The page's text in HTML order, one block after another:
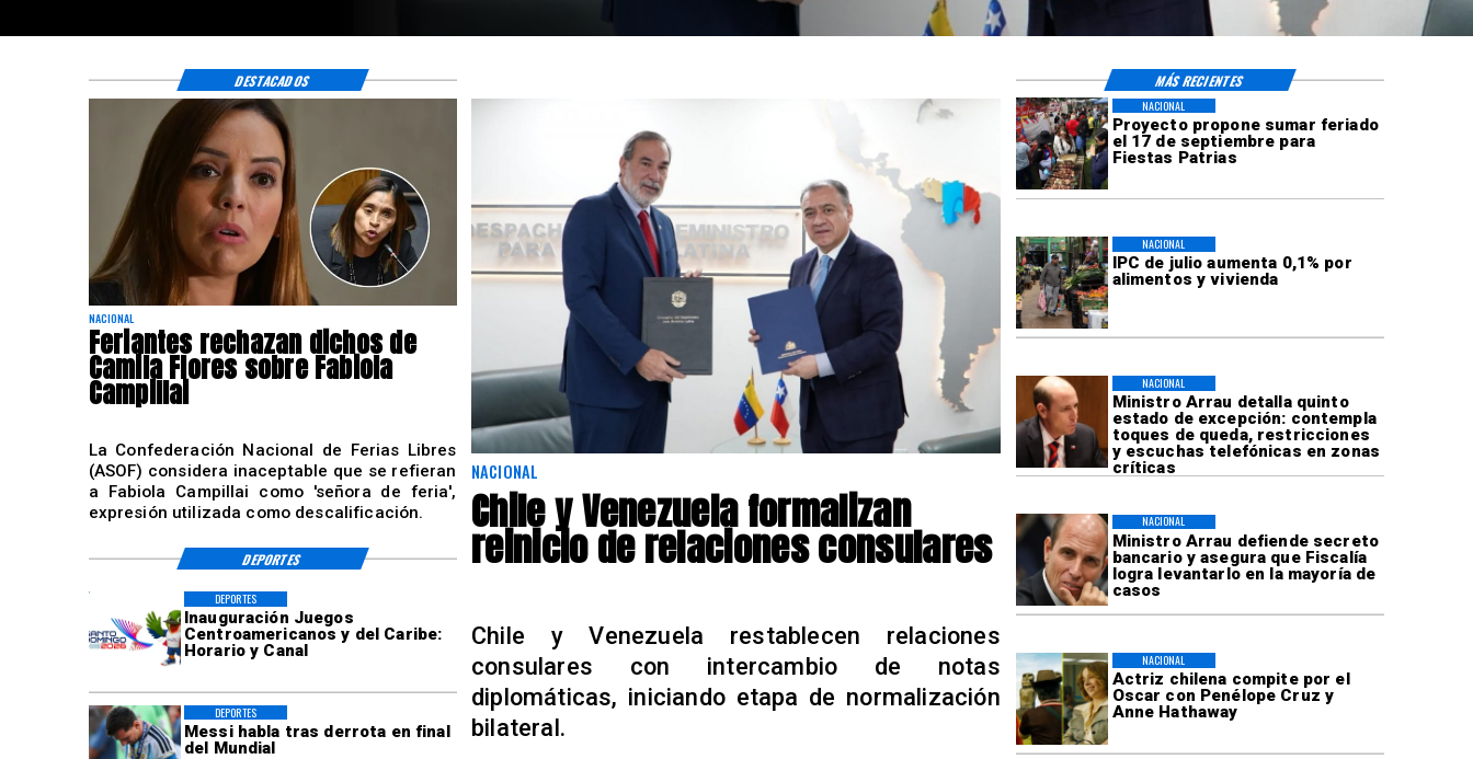
Proyecto propone sumar feriado
el 17 de septiembre para
Fiestas Patrias
NACIONAL
IPC de julio aumenta 0,1% por
alimentos y vivienda
NACIONAL
Ministro Arrau detalla quinto
estado de excepción: contempla
toques de queda, restricciones
y escuchas telefónicas en zonas
críticas
NACIONAL
Ministro Arrau defiende secreto
bancario y asegura que Fiscalía
logra levantarlo en la mayoría de
casos
NACIONAL
Actriz chilena compite por el
Oscar con Penélope Cruz y
Anne Hathaway
NACIONAL
Inauguración Juegos
Centroamericanos y del Caribe:
Horario y Canal
DEPORTES
Messi habla tras derrota en final
del Mundial
DEPORTES
NACIONAL
Feriantes rechazan dichos de
Camila Flores sobre Fabiola
Campillai
La Confederación Nacional de Ferias Libres
(ASOF) considera inaceptable que se refieran
a Fabiola Campillai como 'señora de feria',
expresión utilizada como descalificación.
NACIONAL
Chile y Venezuela formalizan
reinicio de relaciones consulares
Chile y Venezuela restablecen relaciones
consulares con intercambio de notas
diplomáticas, iniciando etapa de normalización
bilateral.
DESTACADOS MÁS RECIENTES
DEPORTES